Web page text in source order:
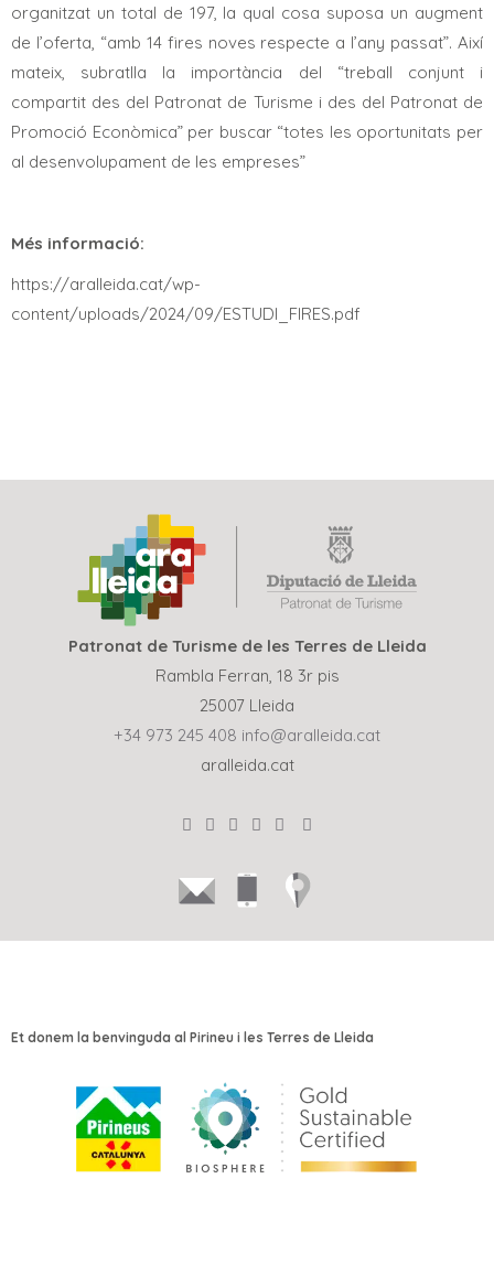
organitzat un total de 197, la qual cosa suposa un augment
de l’oferta, “amb 14 fires noves respecte a l’any passat”. Així
mateix, subratlla la importància del “treball conjunt i
compartit des del Patronat de Turisme i des del Patronat de
Promoció Econòmica” per buscar “totes les oportunitats per
al desenvolupament de les empreses”
Més informació:
https://aralleida.cat/wp-
content/uploads/2024/09/ESTUDI_FIRES.pdf
Patronat de Turisme de les Terres de Lleida
Rambla Ferran, 18 3r pis
25007 Lleida
+34 973 245 408 info@aralleida.cat
aralleida.cat
Et donem la benvinguda al Pirineu i les Terres de Lleida